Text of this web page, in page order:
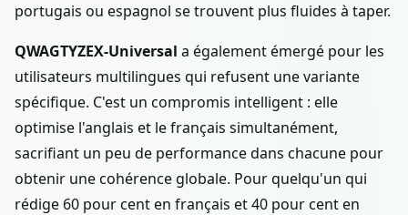
portugais ou espagnol se trouvent plus fluides à taper.
QWAGTYZEX-Universal a également émergé pour les
utilisateurs multilingues qui refusent une variante
spécifique. C'est un compromis intelligent : elle
optimise l'anglais et le français simultanément,
sacrifiant un peu de performance dans chacune pour
obtenir une cohérence globale. Pour quelqu'un qui
rédige 60 pour cent en français et 40 pour cent en